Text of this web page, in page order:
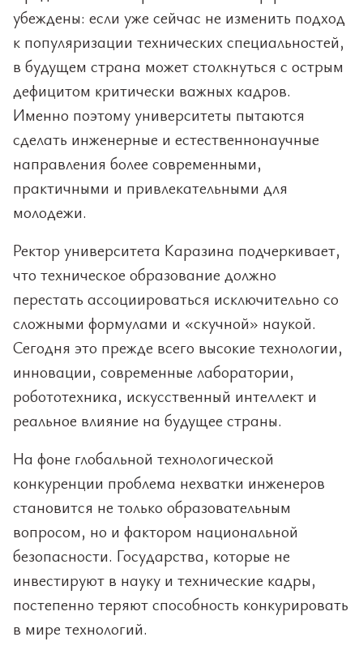
убеждены: если уже сейчас не изменить подход
к популяризации технических специальностей,
в будущем страна может столкнуться с острым
дефицитом критически важных кадров.
Именно поэтому университеты пытаются
сделать инженерные и естественнонаучные
направления более современными,
практичными и привлекательными для
молодежи.
Ректор университета Каразина подчеркивает,
что техническое образование должно
перестать ассоциироваться исключительно со
сложными формулами и «скучной» наукой.
Сегодня это прежде всего высокие технологии,
инновации, современные лаборатории,
робототехника, искусственный интеллект и
реальное влияние на будущее страны.
На фоне глобальной технологической
конкуренции проблема нехватки инженеров
становится не только образовательным
вопросом, но и фактором национальной
безопасности. Государства, которые не
инвестируют в науку и технические кадры,
постепенно теряют способность конкурировать
в мире технологий.